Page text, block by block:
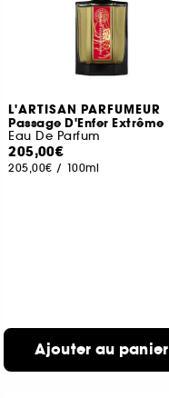
L'ARTISAN PARFUMEUR
Passage D'Enfer Extrême
Eau De Parfum
205,00€
205,00€ / 100ml
Ajouter au panier